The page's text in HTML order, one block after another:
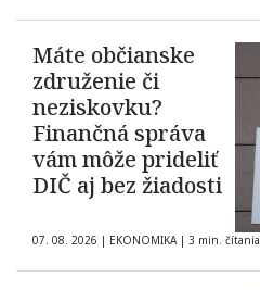
Máte občianske
združenie či
neziskovku?
Finančná správa
vám môže prideliť
DIČ aj bez žiadosti
07. 08. 2026 | EKONOMIKA | 3 min. čítania